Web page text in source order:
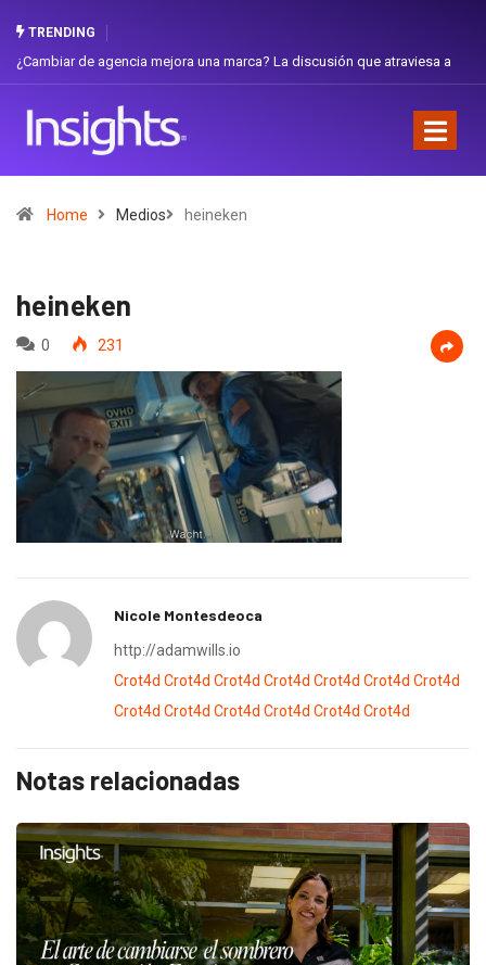
TRENDING
de agencia mejora una marca? La discusión que atraviesa a
Gabriela
Home Medios heineken
heineken
0 231
Nicole Montesdeoca
http://adamwills.io
Crot4d Crot4d Crot4d Crot4d Crot4d Crot4d Crot4d
Crot4d Crot4d Crot4d Crot4d Crot4d Crot4d
Notas relacionadas